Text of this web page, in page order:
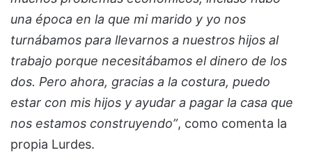
una época en la que mi marido y yo nos
turnábamos para llevarnos a nuestros hijos al
trabajo porque necesitábamos el dinero de los
dos. Pero ahora, gracias a la costura, puedo
estar con mis hijos y ayudar a pagar la casa que
nos estamos construyendo”, como comenta la
propia Lurdes.